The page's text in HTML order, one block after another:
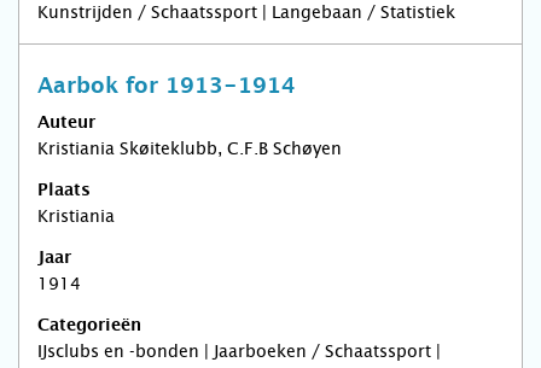
Kunstrijden / Schaatssport | Langebaan / Statistiek
Aarbok for 1913-1914
Auteur
Kristiania Skøiteklubb, C.F.B Schøyen
Plaats
Kristiania
Jaar
1914
Categorieën
IJsclubs en -bonden | Jaarboeken / Schaatssport |